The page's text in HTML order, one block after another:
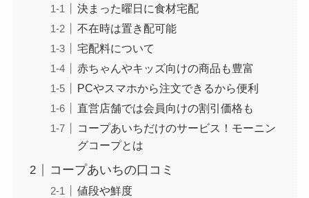
決まった曜日に食材宅配
不在時は置き配可能
宅配料について
赤ちゃんやキッズ向けの商品も豊富
PCやスマホから注文できるから便利
直営店舗では会員向けの割引価格も
コープあいちだけのサービス！モーニン
グコープとは
コープあいちの口コミ
値段や鮮度